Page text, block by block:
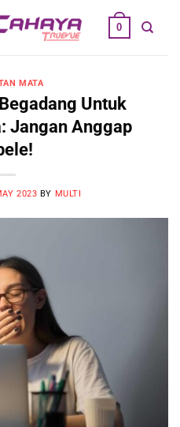
0
MATA
Untuk
Jangan Anggap
2023 BY MULTI